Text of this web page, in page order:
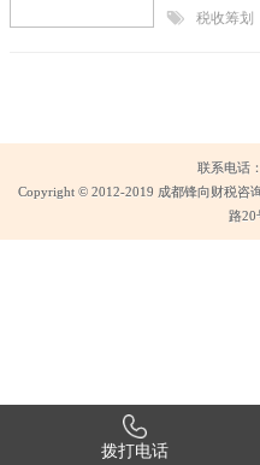
税务筹划是纳
税收筹划
联系电话
Copyright © 2012-2019 成都锋向财税咨
路20
拨打电话